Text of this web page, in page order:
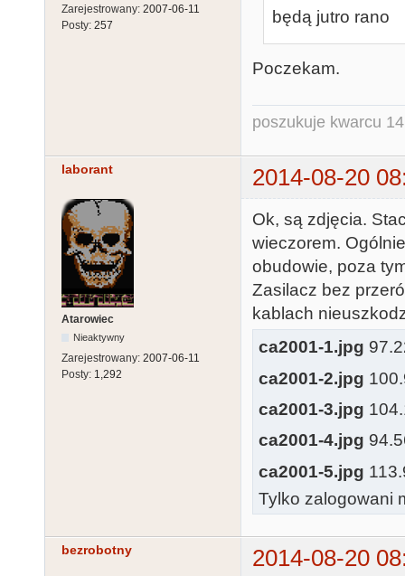
Zarejestrowany: 2007-06-11
Posty: 257
będą jutro rano
Poczekam.
poszukuje kwarcu
laborant 2014-08-20
Atarowiec
Nieaktywny
Zarejestrowany: 2007-06-11
Posty: 1,292
Ok, są zdjęcia.
wieczorem.
obudowie, poza
Zasilacz bez
kablach
ca2001-1.jpg
ca2001-2.jpg
ca2001-3.jpg
ca2001-4.jpg
ca2001-5.jpg
Tylko zalogowani
bezrobotny 2014-08-20